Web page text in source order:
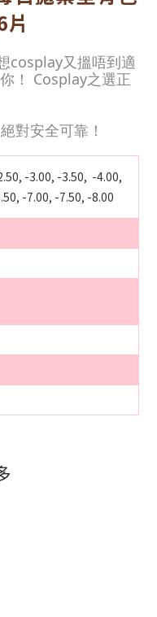
cosplay又搵唔到適
！ Cosplay之選正
對安全可靠！
-3.00, -3.50, -4.00,
-7.00, -7.50, -8.00